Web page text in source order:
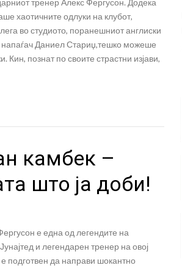
хаотичните одлуки на клубот,
во студиото, поранешниот англиски
Даниел Стариџ,тешко можеше
Кин, познат по своите страстни изјави,
камбек –
што ја доби!
е една од легендите на
и легендарен тренер на овој
е подготвен да направи шокантно